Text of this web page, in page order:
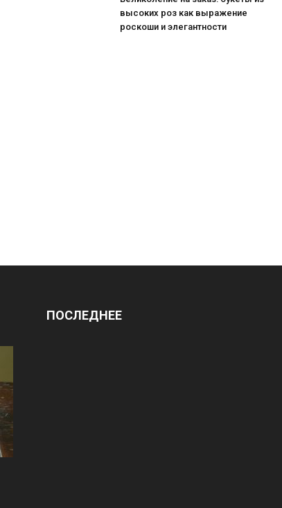
высоких роз как выражение
роскоши и элегантности
ПОСЛЕДНЕЕ